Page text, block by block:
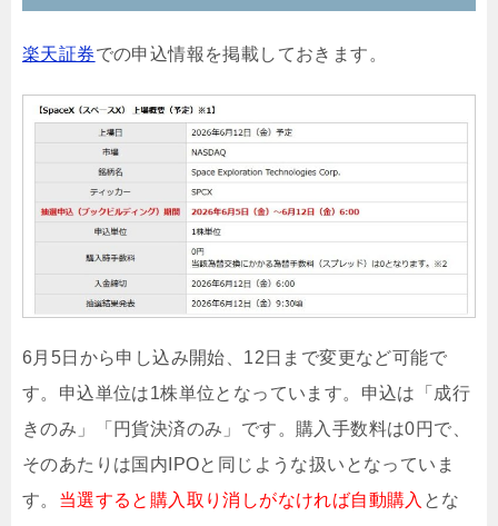
楽天証券での申込情報を掲載しておきます。
6月5日から申し込み開始、12日まで変更など可能で
す。申込単位は1株単位となっています。申込は「成行
きのみ」「円貨決済のみ」です。購入手数料は0円で、
そのあたりは国内IPOと同じような扱いとなっていま
す。 当選すると購入取り消しがなければ自動購入 とな